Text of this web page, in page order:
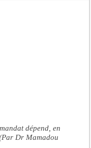
dépend, en
Dr Mamadou